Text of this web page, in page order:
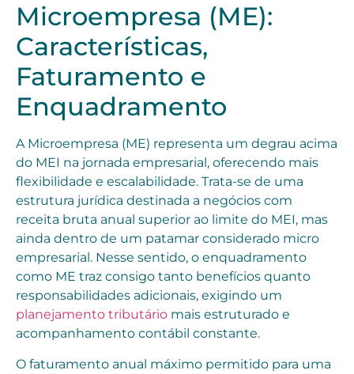
Microempresa (ME):
Características,
Faturamento e
Enquadramento
A Microempresa (ME) representa um degrau acima
do MEI na jornada empresarial, oferecendo mais
flexibilidade e escalabilidade. Trata-se de uma
estrutura jurídica destinada a negócios com
receita bruta anual superior ao limite do MEI, mas
ainda dentro de um patamar considerado micro
empresarial. Nesse sentido, o enquadramento
como ME traz consigo tanto benefícios quanto
responsabilidades adicionais, exigindo um
planejamento tributário mais estruturado e
acompanhamento contábil constante.
O faturamento anual máximo permitido para uma